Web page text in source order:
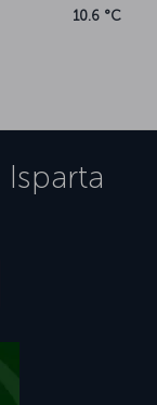
10.6 °C
Isparta